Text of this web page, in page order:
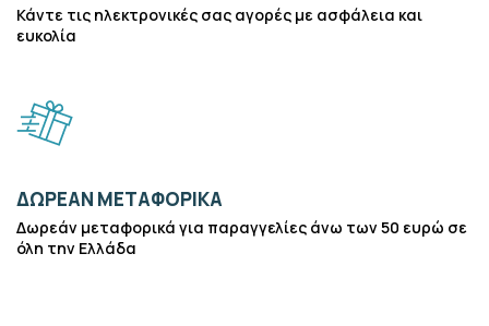
Κάντε τις ηλεκτρονικές σας αγορές με ασφάλεια και
ευκολία
ΔΩΡΕΑΝ ΜΕΤΑΦΟΡΙΚΑ
Δωρεάν μεταφορικά για παραγγελίες άνω των 50 ευρώ σε
όλη την Ελλάδα